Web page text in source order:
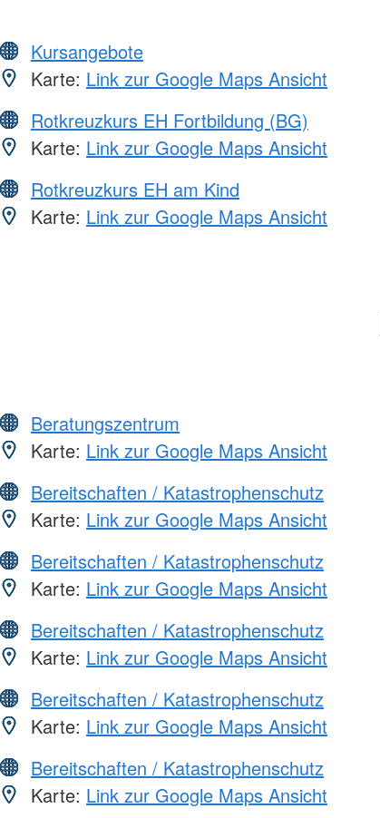
Kursangebote
Karte: Link zur Google Maps Ansicht
Rotkreuzkurs EH Fortbildung (BG)
Karte: Link zur Google Maps Ansicht
Rotkreuzkurs EH am Kind
Karte: Link zur Google Maps Ansicht
Beratungszentrum
Karte: Link zur Google Maps Ansicht
Bereitschaften / Katastrophenschutz
Karte: Link zur Google Maps Ansicht
Bereitschaften / Katastrophenschutz
Karte: Link zur Google Maps Ansicht
Bereitschaften / Katastrophenschutz
Karte: Link zur Google Maps Ansicht
Bereitschaften / Katastrophenschutz
Karte: Link zur Google Maps Ansicht
Bereitschaften / Katastrophenschutz
Karte: Link zur Google Maps Ansicht